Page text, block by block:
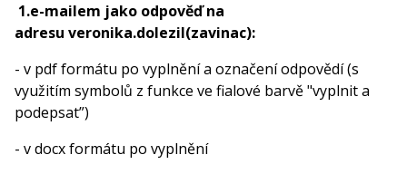
1.e-mailem jako odpověď na
adresu veronika.dolezil(zavinac):
- v pdf formátu po vyplnění a označení odpovědí (s
využitím symbolů z funkce ve fialové barvě "vyplnit a
podepsat”)
- v docx formátu po vyplnění